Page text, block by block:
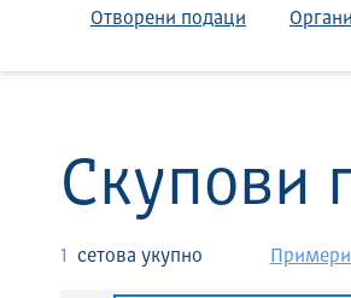
Отворени подаци
Скупови
1 сетова укупно